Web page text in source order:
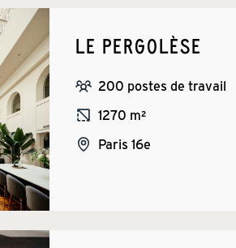
LE PERGOLÈSE
200 postes de travail
1270 m²
Paris 16e